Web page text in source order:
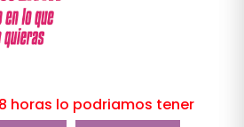
horas lo podriamos tener